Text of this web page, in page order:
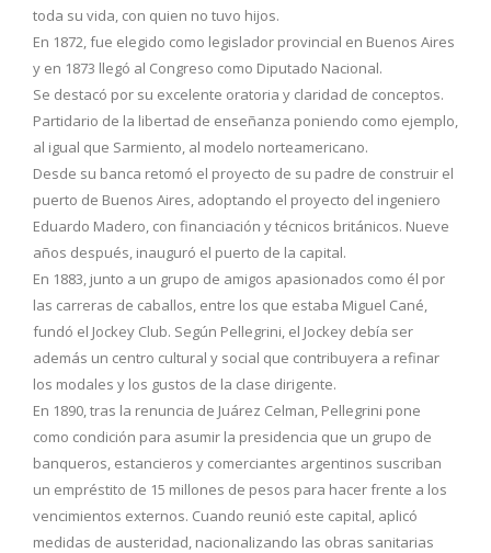
toda su vida, con quien no tuvo hijos.
En 1872, fue elegido como legislador provincial en Buenos Aires
y en 1873 llegó al Congreso como Diputado Nacional.
Se destacó por su excelente oratoria y claridad de conceptos.
Partidario de la libertad de enseñanza poniendo como ejemplo,
al igual que Sarmiento, al modelo norteamericano.
Desde su banca retomó el proyecto de su padre de construir el
puerto de Buenos Aires, adoptando el proyecto del ingeniero
Eduardo Madero, con financiación y técnicos británicos. Nueve
años después, inauguró el puerto de la capital.
En 1883, junto a un grupo de amigos apasionados como él por
las carreras de caballos, entre los que estaba Miguel Cané,
fundó el Jockey Club. Según Pellegrini, el Jockey debía ser
además un centro cultural y social que contribuyera a refinar
los modales y los gustos de la clase dirigente.
En 1890, tras la renuncia de Juárez Celman, Pellegrini pone
como condición para asumir la presidencia que un grupo de
banqueros, estancieros y comerciantes argentinos suscriban
un empréstito de 15 millones de pesos para hacer frente a los
vencimientos externos. Cuando reunió este capital, aplicó
medidas de austeridad, nacionalizando las obras sanitarias